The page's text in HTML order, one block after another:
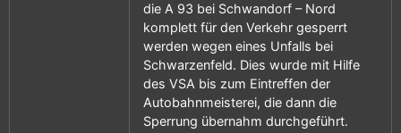
die A 93 bei Schwandorf – Nord
komplett für den Verkehr gesperrt
werden wegen eines Unfalls bei
Schwarzenfeld. Dies wurde mit Hilfe
des VSA bis zum Eintreffen der
Autobahnmeisterei, die dann die
Sperrung übernahm durchgeführt.